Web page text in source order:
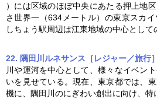
）には区域のほぼ中央にあたる押上地
さ世界一（634メートル）の東京スカイ
しちょう駅周辺は江東地域の中心として
22. 隅田川ルネサンス［レジャー／旅行］
川や運河を中心として、様々なイベン
いを見せている。現在、東京都では、
機に、隅田川のにぎわい創出に向け、特